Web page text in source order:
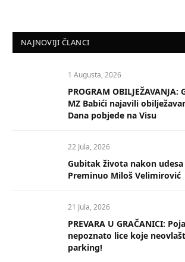
NAJNOVIJI ČLANCI
1 Augusta, 2026
PROGRAM
MZ Babići najavili
Dana pobjede na Visu
22 Jula, 2026
Gubitak života nakon udesa
Preminuo Miloš Velimirović
21 Jula, 2026
PREVARA U GRAČANICI:
nepoznato lice koje
parking!